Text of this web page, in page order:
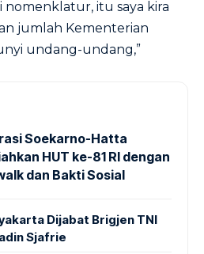
nomenklatur, itu saya kira
jumlah Kementerian
undang-undang,”
Soekarno-Hatta
HUT ke-81 RI dengan
dan Bakti Sosial
Dijabat Brigjen TNI
Sjafrie